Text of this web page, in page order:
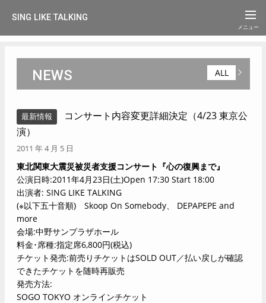
SING LIKE TALKING
NEWS ALL
最新情報
コンサート内容変更詳細決定（4/23 東京公
演）
2011 年 4 月 5 日
東北関東大震災被災者支援コンサート『心の復興まで』
公演日時:2011年4月23日(土)Open 17:30 Start 18:00
出演者: SING LIKE TALKING
(※以下五十音順) Skoop On Somebody、 DEPAPEPE and
more
会場:中野サンプラザホール
料金･席種:指定席6,800円(税込)
チケット発売:前売りチケットはSOLD OUT／払い戻しが確認
できたチケットを随時再販売
発売方法:
SOGO TOKYO オンラインチケット